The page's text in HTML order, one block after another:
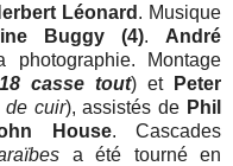
Léonard . Musique
Buggy (4). André
Montage
casse tout) et
Peter
de cuir), assistés de Phil
House. Cascades
a été tourné en